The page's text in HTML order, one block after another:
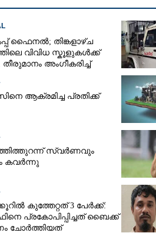
ഫെെനൽ; തിങ്കളാഴ്ച
വിവിധ സ്കൂളുകൾക്ക്
അംഗീകരിച്ച്
ആക്രമിച്ച പ്രതിക്ക്
സ്വർണവും
കവർന്നു
കുത്തേറ്റത് 3 പേർക്ക്:
പ്രകോപിപ്പിച്ചത് ബൈക്ക്
ചോർത്തിയത്